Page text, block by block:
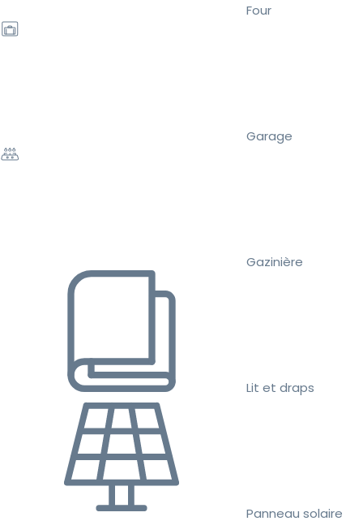
Four
Garage
Gazinière
Lit et draps
Panneau solaire